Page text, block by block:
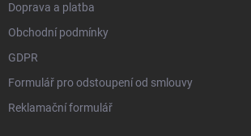
Doprava a platba
Obchodní podmínky
GDPR
Formulář pro odstoupení od smlouvy
Reklamační formulář